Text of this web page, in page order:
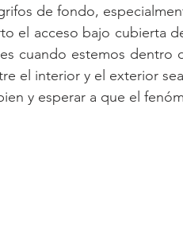
de fondo,
el acceso bajo cubierta
cuando estemos
el interior y el exterior
y esperar a que el